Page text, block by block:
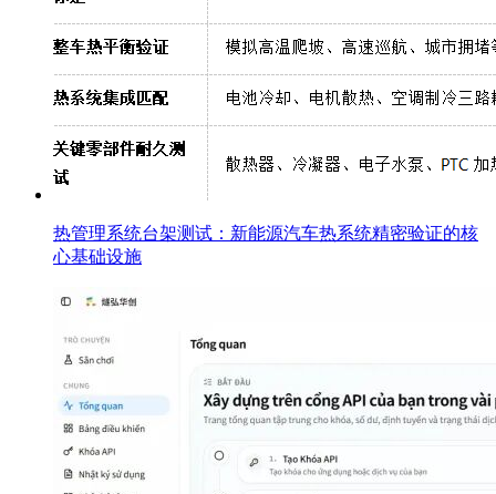
热管理系统台架测试：新能源汽车热系统精密验证的核
心基础设施